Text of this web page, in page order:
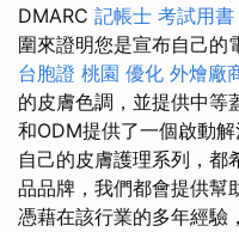
DMARC 記帳士 考試用書
圍來證明您是宣布自己的
台胞證 桃園 優化 外燴廠
的皮膚色調，並提供中等
和ODM提供了一個啟動解
自己的皮膚護理系列，都
品品牌，我們都會提供幫
憑藉在該行業的多年經驗